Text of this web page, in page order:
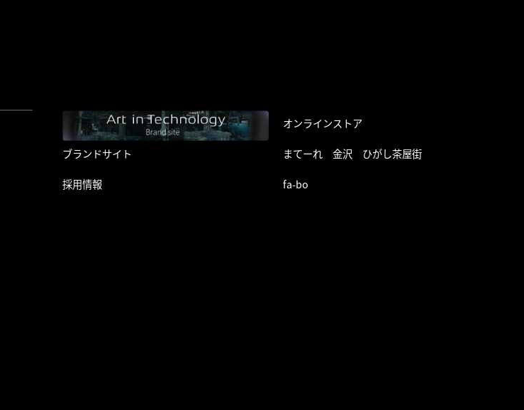
ブランドサイト
オンラインストア
まてーれ 金沢 ひがし茶屋街
採用情報 fa-bo